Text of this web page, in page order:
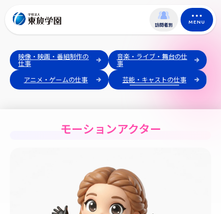
訪問者別 MENU
映像・映画・番組制作の
仕事
音楽・ライブ・舞台の仕
事
アニメ・ゲームの仕事
芸能・キャストの仕事
モーションアクター